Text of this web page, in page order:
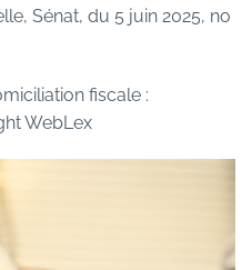
Sénat, du 5 juin 2025, no
fiscale :
WebLex